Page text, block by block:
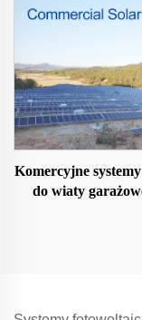
Komercyjne
do wiaty